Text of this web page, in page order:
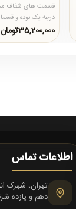
قسمت های شفاف
درجه یک بوده و قسما
جنس استیل طراحی
35,200,000تومان
اطلاعات تماس
دهم و یازده